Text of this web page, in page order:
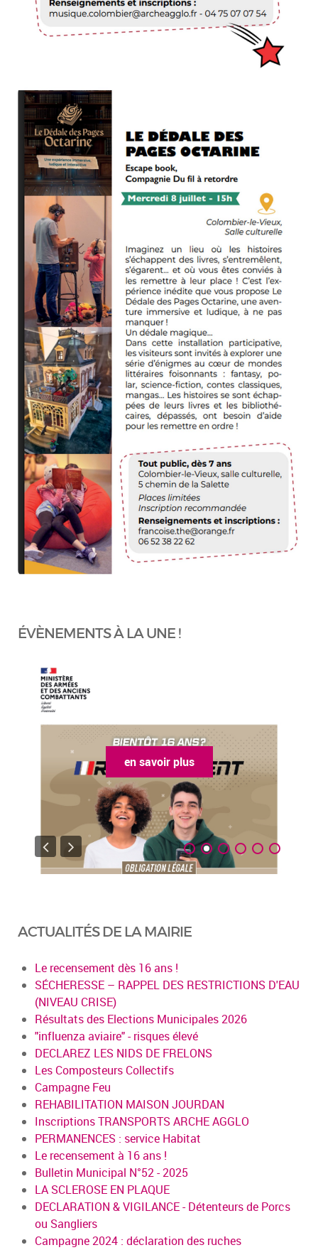
ÉVÈNEMENTS À LA UNE !
en savoir plus
ACTUALITÉS DE LA MAIRIE
Le recensement dès 16 ans !
SÉCHERESSE – RAPPEL DES RESTRICTIONS D'EAU
(NIVEAU CRISE)
Résultats des Elections Municipales 2026
"influenza aviaire" - risques élevé
DECLAREZ LES NIDS DE FRELONS
Les Composteurs Collectifs
Campagne Feu
REHABILITATION MAISON JOURDAN
Inscriptions TRANSPORTS ARCHE AGGLO
PERMANENCES : service Habitat
Le recensement à 16 ans !
Bulletin Municipal N°52 - 2025
LA SCLEROSE EN PLAQUE
DECLARATION & VIGILANCE - Détenteurs de Porcs
ou Sangliers
Campagne 2024 : déclaration des ruches